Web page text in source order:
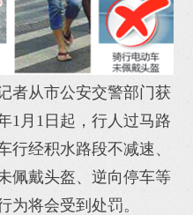
者从市公安交警部门获
1月1日起，行人过马路
行经积水路段不减速、
佩戴头盔、逆向停车等
为将会受到处罚。